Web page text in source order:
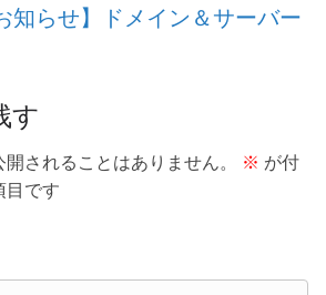
知らせ】ドメイン＆サーバー
す
されることはありません。 ※ が付
目です